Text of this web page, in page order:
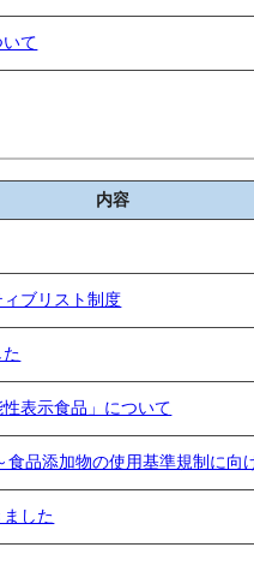
て
内容
ブリスト制度
表示食品」について
品添加物の使用基準規制に向
した